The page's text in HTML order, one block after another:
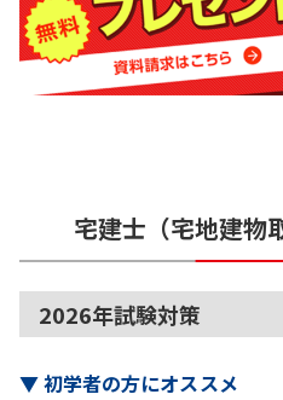
宅建士（宅地建物
2026年試験対策
▼初学者の方にオススメ